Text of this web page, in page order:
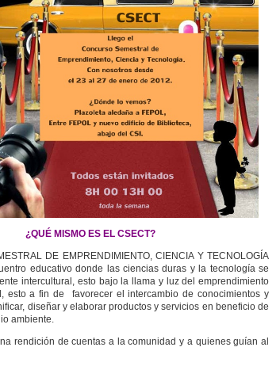
¿QUÉ MISMO ES EL CSECT?
DE EMPRENDIMIENTO, CIENCIA Y TECNOLOGÍA
educativo donde las ciencias duras y la tecnología se
intercultural, esto bajo la llama y luz del emprendimiento
esto a fin de favorecer el intercambio de conocimientos y
diseñar y elaborar productos y servicios en beneficio de
ambiente.
rendición de cuentas a la comunidad y a quienes guían al